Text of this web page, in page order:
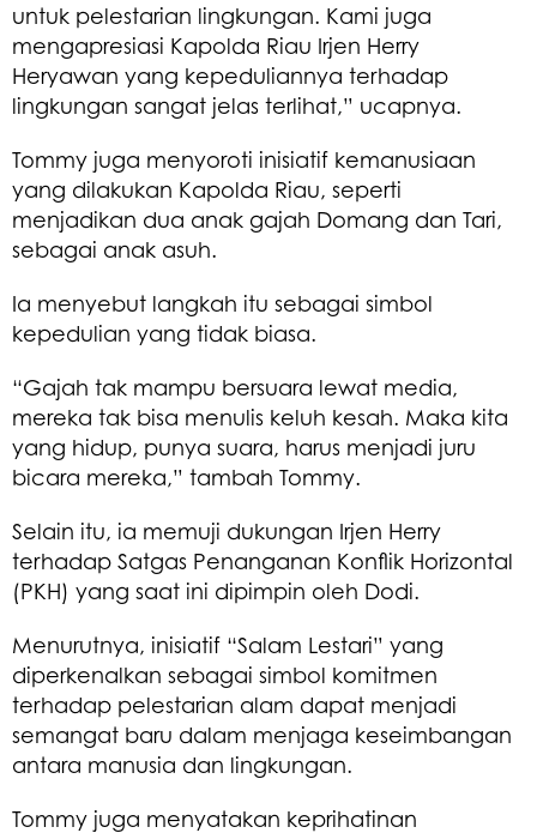
untuk pelestarian lingkungan. Kami juga
mengapresiasi Kapolda Riau Irjen Herry
Heryawan yang kepeduliannya terhadap
lingkungan sangat jelas terlihat,” ucapnya.
Tommy juga menyoroti inisiatif kemanusiaan
yang dilakukan Kapolda Riau, seperti
menjadikan dua anak gajah Domang dan Tari,
sebagai anak asuh.
Ia menyebut langkah itu sebagai simbol
kepedulian yang tidak biasa.
“Gajah tak mampu bersuara lewat media,
mereka tak bisa menulis keluh kesah. Maka kita
yang hidup, punya suara, harus menjadi juru
bicara mereka,” tambah Tommy.
Selain itu, ia memuji dukungan Irjen Herry
terhadap Satgas Penanganan Konflik Horizontal
(PKH) yang saat ini dipimpin oleh Dodi.
Menurutnya, inisiatif “Salam Lestari” yang
diperkenalkan sebagai simbol komitmen
terhadap pelestarian alam dapat menjadi
semangat baru dalam menjaga keseimbangan
antara manusia dan lingkungan.
Tommy juga menyatakan keprihatinan